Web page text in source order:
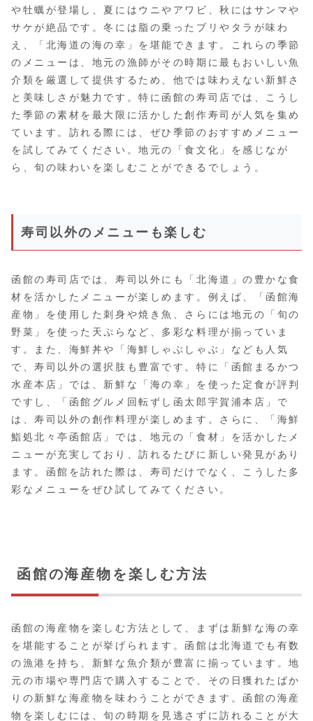
や牡蠣が登場し、夏にはウニやアワビ、秋にはサンマや
サケが絶品です。冬には脂の乗ったブリやタラが味わ
え、「北海道の海の幸」を堪能できます。これらの季節
のメニューは、地元の漁師がその時期に最もおいしい魚
介類を厳選して提供するため、他では味わえない新鮮さ
と美味しさが魅力です。特に函館の寿司店では、こうし
た季節の素材を最大限に活かした創作寿司が人気を集め
ています。訪れる際には、ぜひ季節のおすすめメニュー
を試してみてください。地元の「食文化」を感じなが
ら、旬の味わいを楽しむことができるでしょう。
寿司以外のメニューも楽しむ
函館の寿司店では、寿司以外にも「北海道」の豊かな食
材を活かしたメニューが楽しめます。例えば、「函館海
産物」を使用した刺身や焼き魚、さらには地元の「旬の
野菜」を使った天ぷらなど、多彩な料理が揃っていま
す。また、海鮮丼や「海鮮しゃぶしゃぶ」なども人気
で、寿司以外の選択肢も豊富です。特に「函館まるかつ
水産本店」では、新鮮な「海の幸」を使った定食が評判
ですし、「函館グルメ回転ずし函太郎宇賀浦本店」で
は、寿司以外の創作料理が楽しめます。さらに、「海鮮
鮨処北々亭函館店」では、地元の「食材」を活かしたメ
ニューが充実しており、訪れるたびに新しい発見があり
ます。函館を訪れた際は、寿司だけでなく、こうした多
彩なメニューをぜひ試してみてください。
函館の海産物を楽しむ方法
函館の海産物を楽しむ方法として、まずは新鮮な海の幸
を堪能することが挙げられます。函館は北海道でも有数
の漁港を持ち、新鮮な魚介類が豊富に揃っています。地
元の市場や専門店で購入することで、その日獲れたばか
りの新鮮な海産物を味わうことができます。函館の海産
物を楽しむには、旬の時期を見逃さずに訪れることが大